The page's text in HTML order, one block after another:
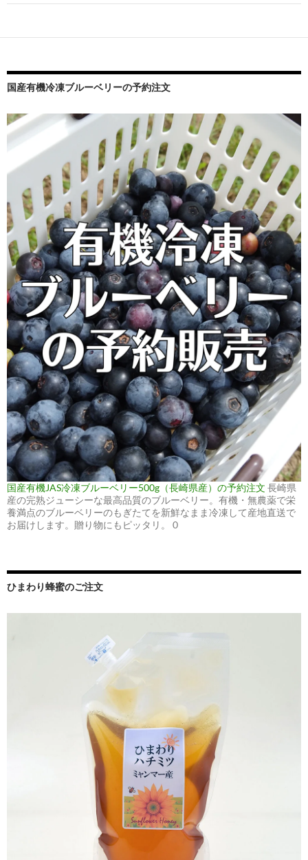
ゲ
ー
ョ
ン
国産有機冷凍ブルーベリーの予約注文
国産有機JAS冷凍ブルーベリー500g（長崎県産）の予約注文 長崎県
産の完熟ジューシーな最高品質のブルーベリー。有機・無農薬で栄
養満点のブルーベリーのもぎたてを新鮮なまま冷凍して産地直送で
お届けします。贈り物にもピッタリ。 0
ひまわり蜂蜜のご注文